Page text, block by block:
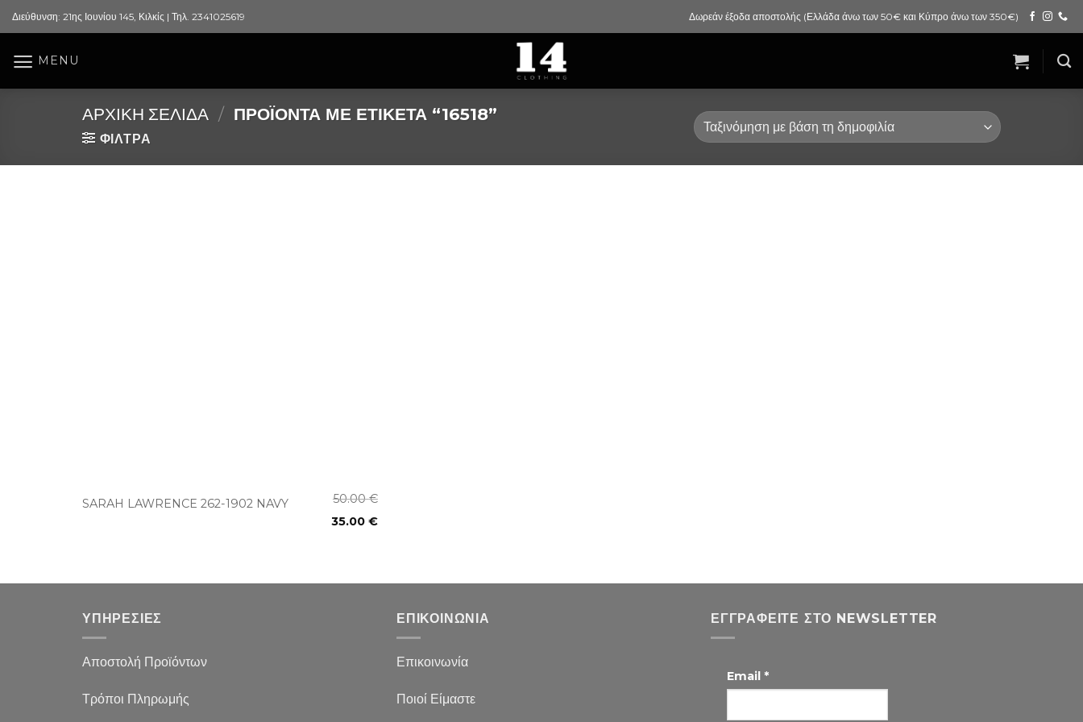
Skip
to
Διεύθυνση: 21ης Ιουνίου 145, Κιλκίς | Τηλ. 2341025619 Δωρεάν έξοδα αποστολής (Ελλάδα άνω των 50€ και Κύπρο άνω των 350€)
MENU
ΑΡΧΙΚΉ ΣΕΛΊΔΑ / ΠΡΟΪΌΝΤΑ ΜΕ ΕΤΙΚΈΤΑ “16518”
ΦΙΛΤΡΑ
SARAH LAWRENCE 262-1902 NAVY 50.00€
35.00 €
ΥΠΗΡΕΣΙΕΣ
Αποστολή Προϊόντων
Τρόποι Πληρωμής
ΕΠΙΚΟΙΝΩΝΙΑ
Επικοινωνία
Ποιοί Είμαστε
ΕΓΓΡΑΦΕΊΤΕ ΣΤΟ NEWSLETTER
Email *